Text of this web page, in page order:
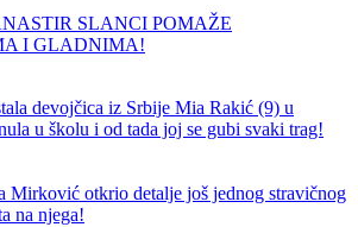
SLANCI POMAŽE
I GLADNIMA!
devojčica iz Srbije Mia Rakić (9) u
u školu i od tada joj se gubi svaki trag!
Mirković otkrio detalje još jednog stravičnog
na njega!